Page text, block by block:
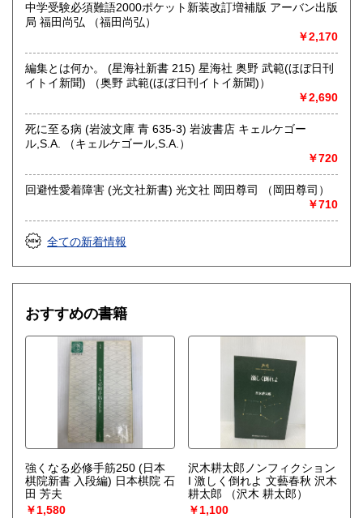
中学受験必須難語2000ポケット新装改訂増補版 アーバン出版
局 福田尚弘 （福田尚弘）
￥2,170
編集とは何か。 (星海社新書 215) 星海社 奥野 武範(ほぼ日刊
イトイ新聞) （奥野 武範(ほぼ日刊イトイ新聞)）
￥2,690
死に至る病 (岩波文庫 青 635-3) 岩波書店 キェルケゴー
ル,S.A. （キェルケゴール,S.A.）
￥720
回避性愛着障害 (光文社新書) 光文社 岡田尊司 （岡田尊司）
￥710
全ての新着情報
おすすめの書籍
強くなる必修手筋250 (日本
棋院新書 入段編) 日本棋院 石
田 芳夫
￥1,580
沢木耕太郎ノンフィクション
I 激しく倒れよ 文藝春秋 沢木
耕太郎
（沢木 耕太郎）
￥1,100